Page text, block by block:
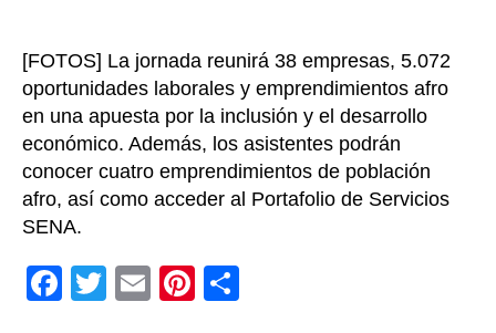
[FOTOS] La jornada reunirá 38 empresas, 5.072
oportunidades laborales y emprendimientos afro
en una apuesta por la inclusión y el desarrollo
económico. Además, los asistentes podrán
conocer cuatro emprendimientos de población
afro, así como acceder al Portafolio de Servicios
SENA.
F
T
E
Pi